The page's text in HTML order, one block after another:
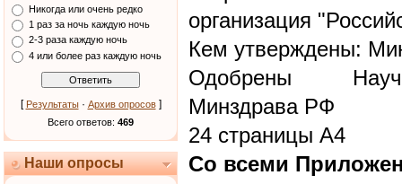
Никогда или очень редко
1 раз за ночь каждую ночь
2-3 раза каждую ночь
4 или более раз каждую ночь
[ Результаты· Архив опросов]
Всего ответов: 469
Наши опросы
организация
Кем утверждены:
Одобрены
Минздрава РФ
24 страницы А4
Со всеми